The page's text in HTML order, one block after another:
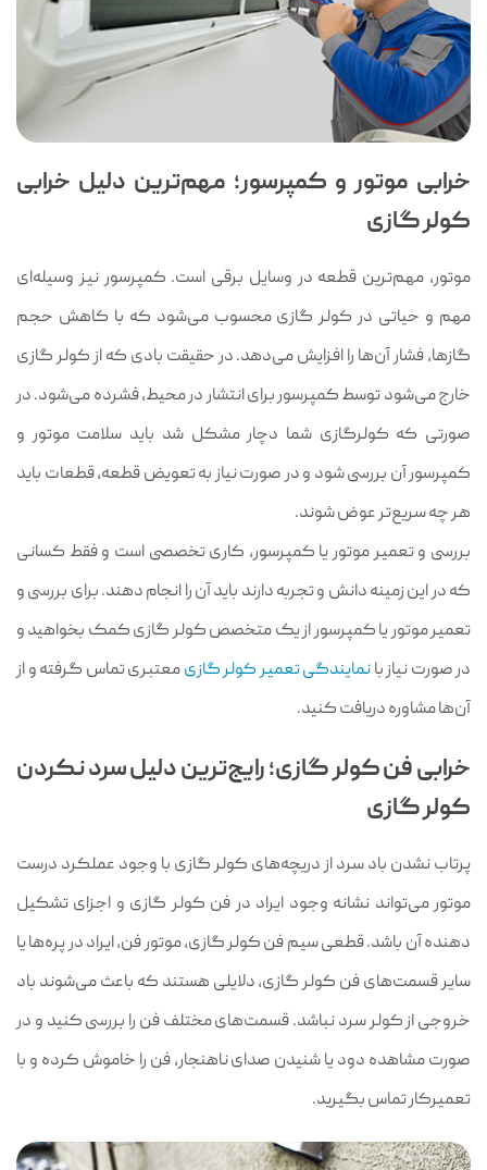
خرابی موتور و کمپرسور؛ مهم‌ترین دلیل خرابی
کولر گازی
موتور، مهم‌ترین قطعه در وسایل برقی است. کمپرسور نیز وسیله‌ای
مهم و حیاتی در کولر گازی محسوب می‌شود که با کاهش حجم
گازها، فشار آن‌ها را افزایش می‌دهد. در حقیقت بادی که از کولر گازی
خارج می‌شود توسط کمپرسور برای انتشار در محیط، فشرده می‌شود. در
صورتی که کولرگازی شما دچار مشکل شد باید سلامت موتور و
کمپرسور آن بررسی شود و در صورت نیاز به تعویض قطعه، قطعات باید
هر چه سریع‌تر عوض شوند.
بررسی و تعمیر موتور یا کمپرسور، کاری تخصصی است و فقط کسانی
که در این زمینه دانش و تجربه دارند باید آن را انجام دهند. برای بررسی و
تعمیر موتور یا کمپرسور از یک متخصص کولر گازی کمک بخواهید و
در صورت نیاز بانمایندگی تعمیر کولر گازیمعتبری تماس گرفته و از
آن‌ها مشاوره دریافت کنید.
خرابی فن کولر گازی؛ رایج‌ترین دلیل سرد نکردن
کولر گازی
پرتاب نشدن باد سرد از دریچه‌های کولر گازی با وجود عملکرد درست
موتور می‌تواند نشانه وجود ایراد در فن کولر گازی و اجزای تشکیل
دهنده آن باشد. قطعی سیم فن کولر گازی، موتور فن، ایراد در پره‌‌ها یا
سایر قسمت‌های فن کولر گازی، دلایلی هستند که باعث می‌شوند باد
خروجی از کولر سرد نباشد. قسمت‌های مختلف فن را بررسی کنید و در
صورت مشاهده دود یا شنیدن صدای ناهنجار، فن را خاموش کرده و با
تعمیرکار تماس بگیرید.